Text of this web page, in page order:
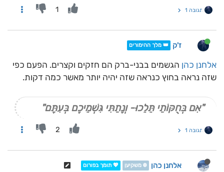
תגובה 1 1
ז'ק 👑 מלך ההימורים
אלחנן כהן הגשמים בבני-ברק הם חזקים וקצרים. הפעם כפי
שזה נראה בחוץ כנראה שזה יהיה יותר מאשר כמה דקות.
"אִם בְּחֻקּוֹתַי תֵּלֵכוּ- וְנָתַתִּי גִּשְׁמֵיכֶם בְּעִתָּם"
תגובה 1 2
אלחנן כהן ❄️ משקיען 💖 תומך בפורום